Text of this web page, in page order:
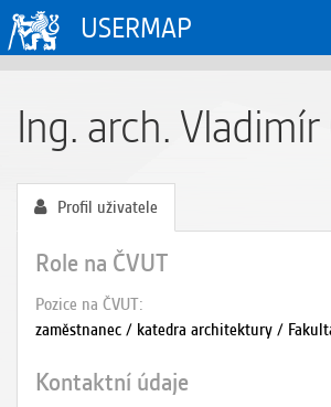
USERMAP
Ing. arch. Vladimír
Profil uživatele
Role na ČVUT
Pozice na ČVUT
zaměstnanec / katedra architektury /
Kontaktní údaje